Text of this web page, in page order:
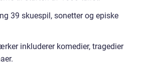
39 skuespil, sonetter og episke
inkluderer komedier, tragedier